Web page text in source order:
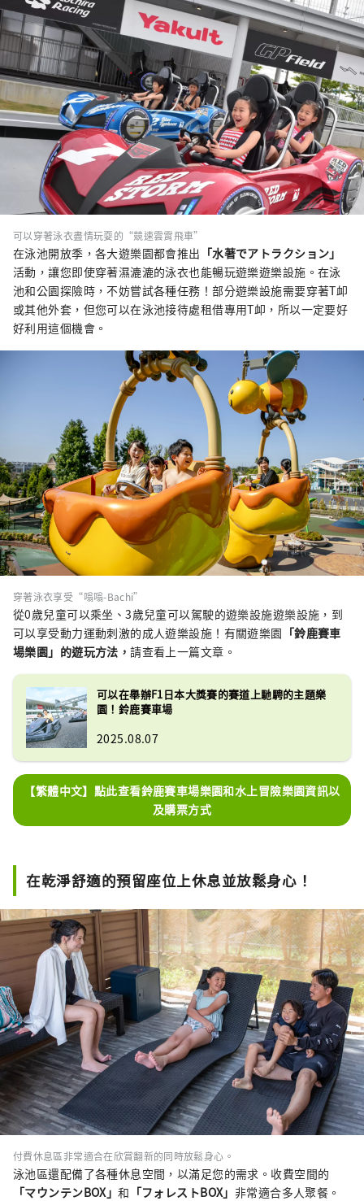
可以穿著泳衣盡情玩耍的“競速雲霄飛車”
在泳池開放季，各大遊樂園都會推出 「水著でアトラクション」
活動，讓您即使穿著濕漉漉的泳衣也能暢玩遊樂遊樂設施。在泳
池和公園探險時，不妨嘗試各種任務！部分遊樂設施需要穿著T卹
或其他外套，但您可以在泳池接待處租借專用T卹，所以一定要好
好利用這個機會。
穿著泳衣享受“嗡嗡-Bachi”
從0歲兒童可以乘坐、3歲兒童可以駕駛的遊樂設施遊樂設施，到
可以享受動力運動刺激的成人遊樂設施！有關遊樂園 「鈴鹿賽車
場樂園」的遊玩方法，請查看上一篇文章。
可以在舉辦F1日本大獎賽的賽道上馳騁的主題樂
園！鈴鹿賽車場
2025.08.07
【繁體中文】點此查看鈴鹿賽車場樂園和水上冒險樂園資訊以
及購票方式
在乾淨舒適的預留座位上休息並放鬆身心！
付費休息區非常適合在欣賞翻新的同時放鬆身心。
泳池區還配備了各種休息空間，以滿足您的需求。收費空間的
「マウンテンBOX」和 「フォレストBOX」 非常適合多人聚餐。